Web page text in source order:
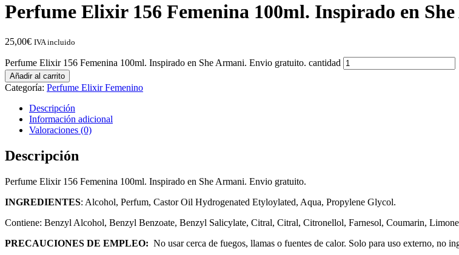
Perfume Elixir 156 Femenina 100ml. Inspirado en
25,00€ IVA incluido
Perfume Elixir 156 Femenina 100ml. Inspirado en She Armani. Envio gratuito. cantidad
Añadir al carrito
Categoría: Perfume Elixir Femenino
Descripción
Información adicional
Valoraciones (0)
Descripción
Perfume Elixir 156 Femenina 100ml. Inspirado en She Armani. Envio gratuito.
INGREDIENTES: Alcohol, Perfum, Castor Oil Hydrogenated Etyloylated, Aqua, Propylene Glycol.
Contiene: Benzyl Alcohol, Benzyl Benzoate, Benzyl Salicylate, Citral, Citral, Citronellol, Farnesol, Coumarin,
PRECAUCIONES DE EMPLEO: No usar cerca de fuegos, llamas o fuentes de calor. Solo para uso externo, no